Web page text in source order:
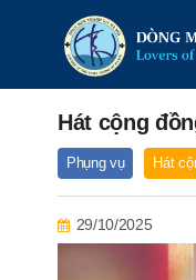
Hát cộng
Phụng vụ Hát
29/10/2025